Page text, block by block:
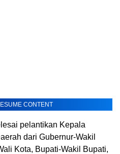
CONTENT
pelantikan Kepala
dari Gubernur-Wakil
Kota, Bupati-Wakil Bupati,